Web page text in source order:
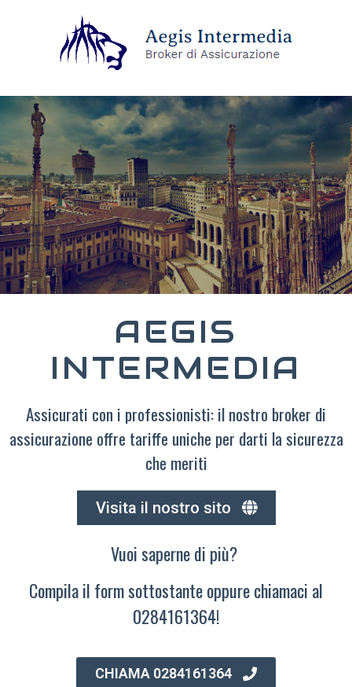
AEGIS
INTERMEDIA
Assicurati con i professionisti: il nostro broker di
assicurazione offre tariffe uniche per darti la sicurezza
che meriti
Visita il nostro sito
Vuoi saperne di più?
Compila il form sottostante oppure chiamaci al
0284161364!
CHIAMA 0284161364